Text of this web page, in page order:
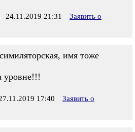
24.11.2019 21:31
Заявить о
имя тоже
уровне!!!
17:40
Заявить о